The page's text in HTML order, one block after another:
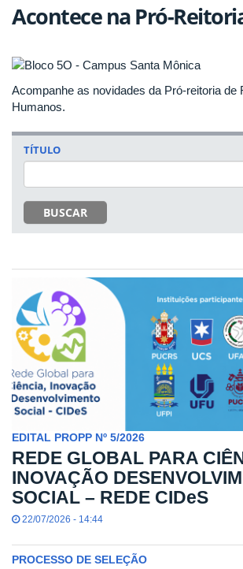
Acontece na Pró-
Acompanhe as novidades da Pró-reitoria de
Humanos.
TÍTULO
BUSCAR
EDITAL PROPP Nº 5/2026
REDE GLOBAL PARA
INOVAÇÃO
SOCIAL – REDE CIDeS
22/07/2026 - 14:44
PROCESSO DE SELEÇÃO